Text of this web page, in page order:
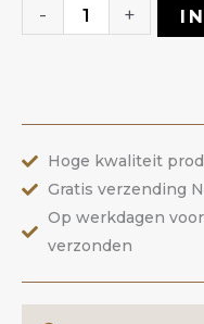
-
Sticks
+
Hoge kwaliteit
Gratis verzending
Op werkdagen
verzonden